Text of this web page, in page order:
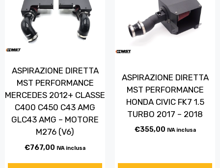
ASPIRAZIONE DIRETTA
MST PERFORMANCE
MERCEDES 2012+ CLASSE
C400 C450 C43 AMG
GLC43 AMG – MOTORE
M276 (V6)
€767,00 IVA inclusa
ASPIRAZIONE DIRETTA
MST PERFORMANCE
HONDA CIVIC FK7 1.5
TURBO 2017 – 2018
€355,00 IVA inclusa